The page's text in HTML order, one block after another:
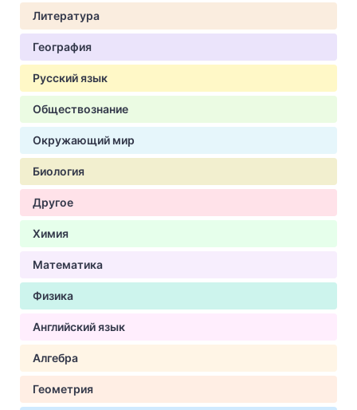
Литература
География
Русский язык
Обществознание
Окружающий мир
Биология
Другое
Химия
Математика
Физика
Английский язык
Алгебра
Геометрия